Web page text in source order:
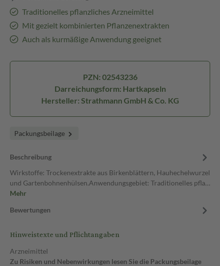
Traditionelles pflanzliches Arzneimittel
Mit gezielt kombinierten Pflanzenextrakten
Auch als kurmäßige Anwendung geeignet
PZN: 02543236
Darreichungsform: Hartkapseln
Hersteller: Strathmann GmbH & Co. KG
Packungsbeilage
Beschreibung
Wirkstoffe: Trockenextrakte aus Birkenblättern, Hauhechelwurzel
und Gartenbohnenhülsen.Anwendungsgebiet: Traditionelles pfla…
Mehr
Bewertungen
Hinweistexte und Pflichtangaben
Arzneimittel
Zu Risiken und Nebenwirkungen lesen Sie die Packungsbeilage